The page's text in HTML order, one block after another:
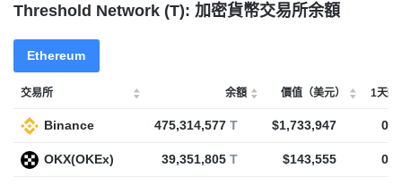
Threshold Network (T): 加密貨幣交易所余額
Ethereum
交易所 余額 價值（美元） 1天變
Binance 475,314,577 T $1,733,947 0
OKX(OKEx) 39,351,805 T $143,555 0